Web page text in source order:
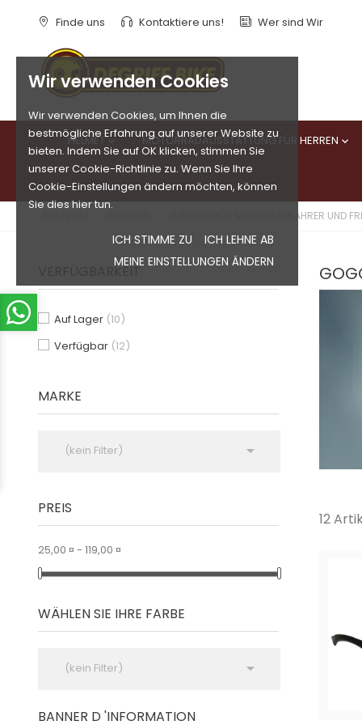
Wir verwenden Cookies
Wir verwenden Cookies, um Ihnen die
bestmögliche Erfahrung auf unserer Website zu
bieten. Indem Sie auf OK klicken, stimmen Sie
unserer Cookie-Richtlinie zu. Wenn Sie Ihre
Cookie-Einstellungen ändern möchten, können
Sie dies hier tun.
ICH STIMME ZU
ICH LEHNE AB
MEINE EINSTELLUNGEN ÄNDERN
Finde uns Kontaktiere uns! Wer sind Wir
HELMET MOTORRADAUSSTATTUNG FÜR HERREN 
ZUBEHÖR FÜR MOTORRADFAHRER UND
VERFÜGBARKEIT
Auf Lager (10)
Verfügbar (12)
MARKE
(kein Filter) 
PREIS
25,00 ¤ - 119,00 ¤
WÄHLEN SIE IHRE FARBE
(kein Filter) 
BANNER D 'INFORMATION
12